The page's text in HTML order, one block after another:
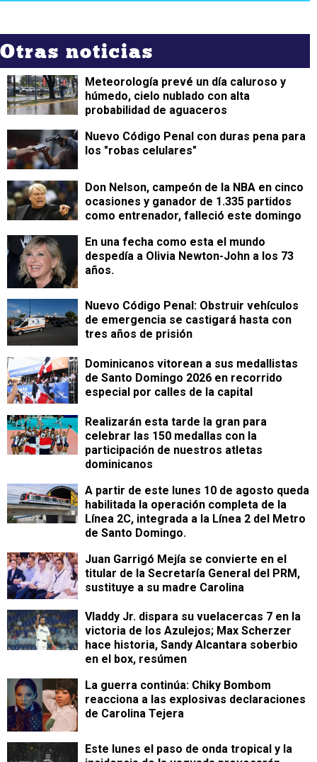
Otras noticias
Meteorología prevé un día caluroso y
húmedo, cielo nublado con alta
probabilidad de aguaceros
Nuevo Código Penal con duras pena para
los "robas celulares"
Don Nelson, campeón de la NBA en cinco
ocasiones y ganador de 1.335 partidos
como entrenador, falleció este domingo
En una fecha como esta el mundo
despedía a Olivia Newton-John a los 73
años.
Nuevo Código Penal: Obstruir vehículos
de emergencia se castigará hasta con
tres años de prisión
Dominicanos vitorean a sus medallistas
de Santo Domingo 2026 en recorrido
especial por calles de la capital
Realizarán esta tarde la gran para
celebrar las 150 medallas con la
participación de nuestros atletas
dominicanos
A partir de este lunes 10 de agosto queda
habilitada la operación completa de la
Línea 2C, integrada a la Línea 2 del Metro
de Santo Domingo.
Juan Garrigó Mejía se convierte en el
titular de la Secretaría General del PRM,
sustituye a su madre Carolina
Vladdy Jr. dispara su vuelacercas 7 en la
victoria de los Azulejos; Max Scherzer
hace historia, Sandy Alcantara soberbio
en el box, resúmen
La guerra continúa: Chiky Bombom
reacciona a las explosivas declaraciones
de Carolina Tejera
Este lunes el paso de onda tropical y la